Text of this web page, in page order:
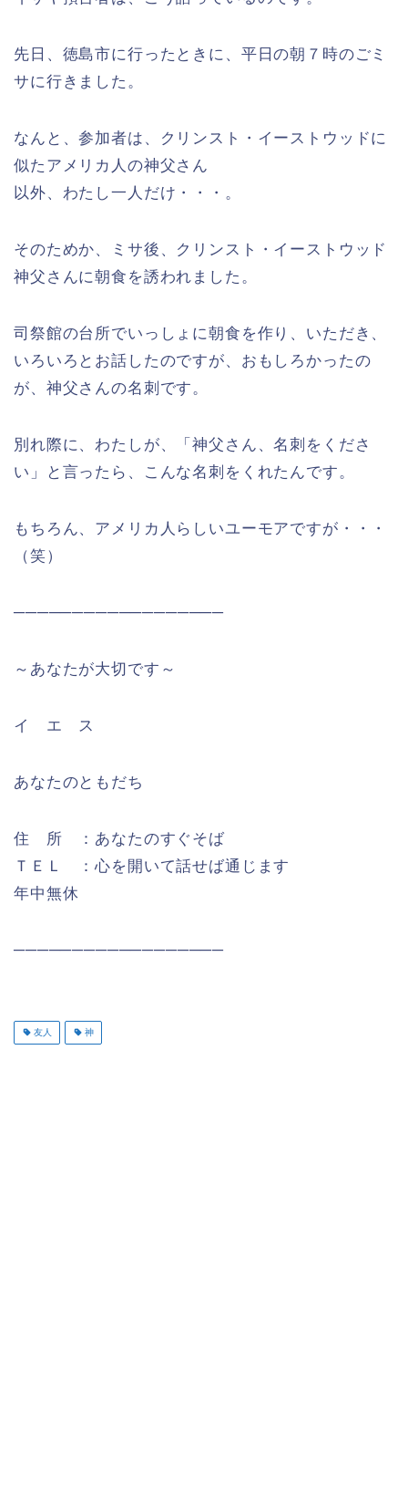
先日、徳島市に行ったときに、平日の朝７時のごミ
サに行きました。
なんと、参加者は、クリンスト・イーストウッドに
似たアメリカ人の神父さん
以外、わたし一人だけ・・・。
そのためか、ミサ後、クリンスト・イーストウッド
神父さんに朝食を誘われました。
司祭館の台所でいっしょに朝食を作り、いただき、
いろいろとお話したのですが、おもしろかったの
が、神父さんの名刺です。
別れ際に、わたしが、「神父さん、名刺をくださ
い」と言ったら、こんな名刺をくれたんです。
もちろん、アメリカ人らしいユーモアですが・・・
（笑）
──────────────────
～あなたが大切です～
イ エ ス
あなたのともだち
住 所 ：あなたのすぐそば
ＴＥＬ ：心を開いて話せば通じます
年中無休
──────────────────
友人 神